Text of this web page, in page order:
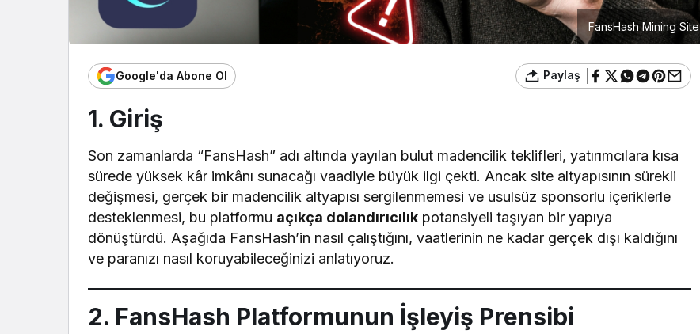
FansHash Mining Site
Google'da Abone Ol Paylaş
1. Giriş
Son zamanlarda “FansHash” adı altında yayılan bulut madencilik teklifleri, yatırımcılara kısa
sürede yüksek kâr imkânı sunacağı vaadiyle büyük ilgi çekti. Ancak site altyapısının sürekli
değişmesi, gerçek bir madencilik altyapısı sergilenmemesi ve usulsüz sponsorlu içeriklerle
desteklenmesi, bu platformu açıkça dolandırıcılık potansiyeli taşıyan bir yapıya
dönüştürdü. Aşağıda FansHash’in nasıl çalıştığını, vaatlerinin ne kadar gerçek dışı kaldığını
ve paranızı nasıl koruyabileceğinizi anlatıyoruz.
2. FansHash Platformunun İşleyiş Prensibi